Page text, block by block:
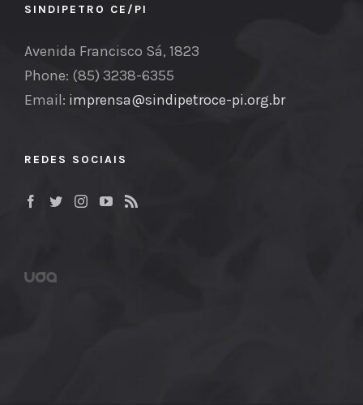
SINDIPETRO CE/PI
Avenida Francisco Sá, 1823
Phone: (85) 3238-6355
Email: imprensa@sindipetroce-pi.org.br
REDES SOCIAIS